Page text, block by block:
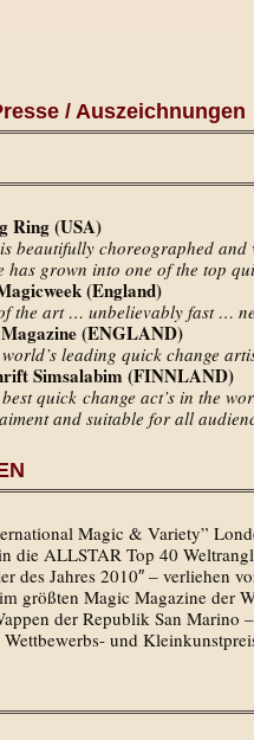
/ Auszeichnungen
Ring (USA)
is beautifully choreographed
has grown into one of the top
(England)
the art … unbelievably fast …
(ENGLAND)
leading quick change
Simsalabim (FINNLAND)
quick change act’s in the
and suitable for all
Magic & Variety”
die ALLSTAR Top 40
des Jahres 2010″ – verliehen
größten Magic Magazine der
der Republik San Marino
Wettbewerbs- und